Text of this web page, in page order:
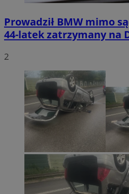
Prowadził BMW mimo
44-latek zatrzymany na
2